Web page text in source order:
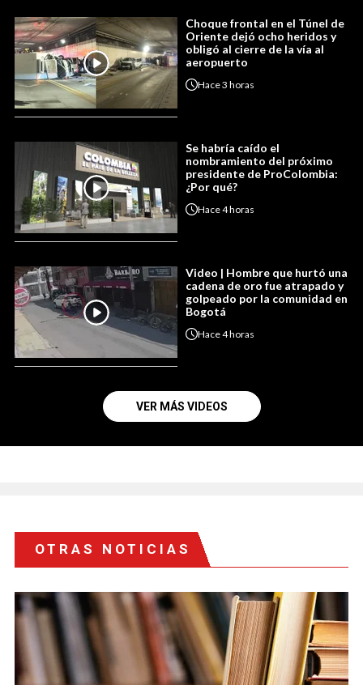
Choque frontal en el Túnel de
Oriente dejó ocho heridos y
obligó al cierre de la vía al
aeropuerto
Hace3 horas
Se habría caído el
nombramiento del próximo
presidente de ProColombia:
¿Por qué?
Hace4 horas
Video | Hombre que hurtó una
cadena de oro fue atrapado y
golpeado por la comunidad en
Bogotá
Hace4 horas
VER MÁS VIDEOS
OTRAS NOTICIAS